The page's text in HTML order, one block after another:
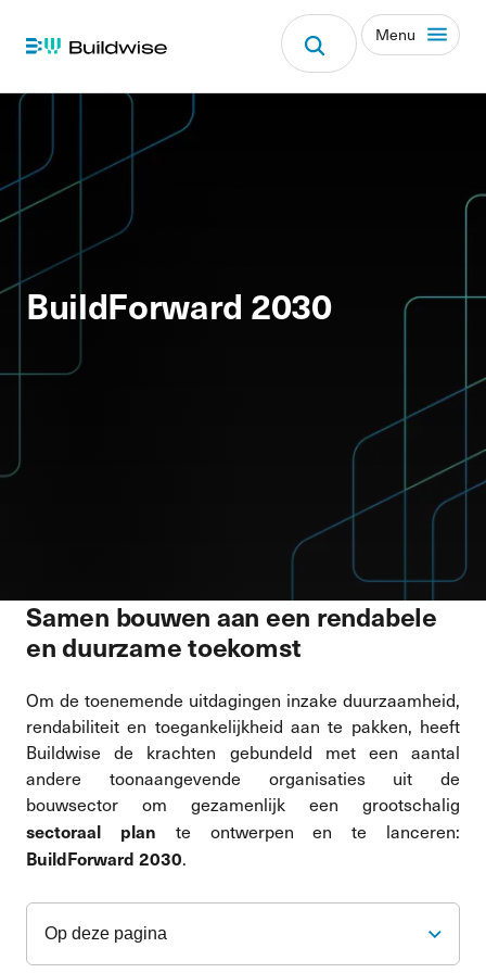
Menu
BuildForward 2030
Samen bouwen aan een rendabele
en duurzame toekomst
Om de toenemende uitdagingen inzake duurzaamheid,
rendabiliteit en toegankelijkheid aan te pakken, heeft
Buildwise de krachten gebundeld met een aantal
andere toonaangevende organisaties uit de
bouwsector om gezamenlijk een grootschalig
sectoraal plan te ontwerpen en te lanceren:
BuildForward 2030.
Op deze pagina